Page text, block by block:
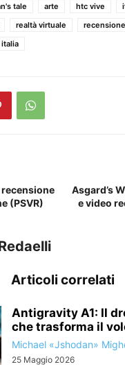
tale arte htc vive
realtà virtuale recensione
italia
recensione
(PSVR)
Asgard’s
e video
Articoli correlati
Antigravity A1: Il
che trasforma il
Michael «Jshodan»
25 Maggio 2026